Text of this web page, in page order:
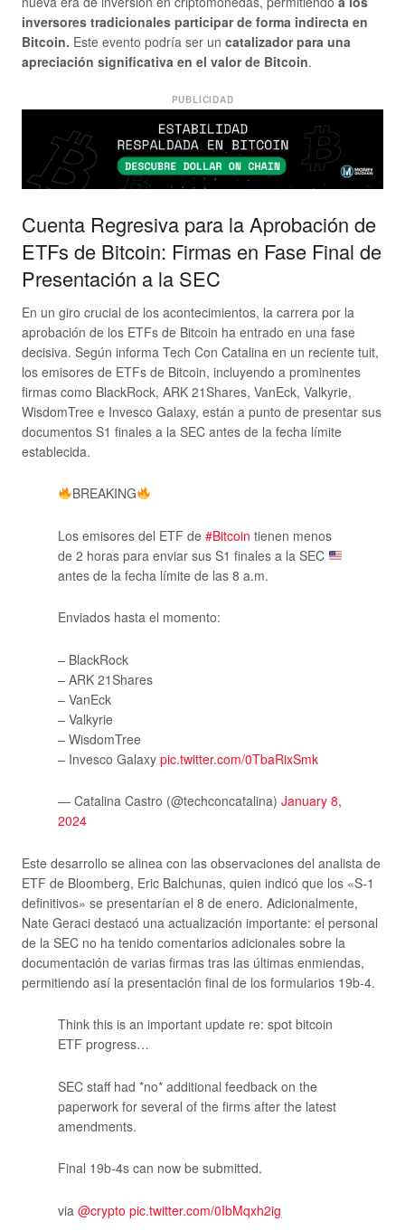
inversores tradicionales participar de forma indirecta en
Bitcoin. Este evento podría ser un catalizador para una
apreciación significativa en el valor de Bitcoin.
PUBLICIDAD
Cuenta Regresiva para la Aprobación de
ETFs de Bitcoin: Firmas en Fase Final de
Presentación a la SEC
En un giro crucial de los acontecimientos, la carrera por la
aprobación de los ETFs de Bitcoin ha entrado en una fase
decisiva. Según informa Tech Con Catalina en un reciente tuit,
los emisores de ETFs de Bitcoin, incluyendo a prominentes
firmas como BlackRock, ARK 21Shares, VanEck, Valkyrie,
WisdomTree e Invesco Galaxy, están a punto de presentar sus
documentos S1 finales a la SEC antes de la fecha límite
establecida.
BREAKING
Los emisores del ETF de #Bitcoin tienen menos
de 2 horas para enviar sus S1 finales a la SEC
antes de la fecha límite de las 8 a.m.
Enviados hasta el momento:
– BlackRock
– ARK 21Shares
– VanEck
– Valkyrie
– WisdomTree
– Invesco Galaxy pic.twitter.com/0TbaRixSmk
— Catalina Castro (@techconcatalina) January 8,
2024
Este desarrollo se alinea con las observaciones del analista de
ETF de Bloomberg, Eric Balchunas, quien indicó que los «S-1
definitivos» se presentarían el 8 de enero. Adicionalmente,
Nate Geraci destacó una actualización importante: el personal
de la SEC no ha tenido comentarios adicionales sobre la
documentación de varias firmas tras las últimas enmiendas,
permitiendo así la presentación final de los formularios 19b-4.
Think this is an important update re: spot bitcoin
ETF progress…
SEC staff had *no* additional feedback on the
paperwork for several of the firms after the latest
amendments.
Final 19b-4s can now be submitted.
via @crypto pic.twitter.com/0IbMqxh2ig